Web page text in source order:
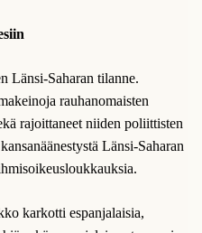
Länsi-Saharan tilanne.
rauhanomaisten
rajoittaneet niiden poliittisten
Länsi-Saharan
karkotti espanjalaisia,